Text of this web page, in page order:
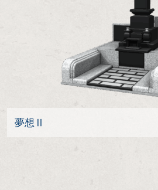
夢想Ⅱ